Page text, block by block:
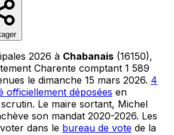
2026 à Chabanais (16150),
Charente comptant 1 589
le dimanche 15 mars 2026. 4
officiellement déposées en
Le maire sortant, Michel
son mandat 2020-2026. Les
dans le bureau de vote de la